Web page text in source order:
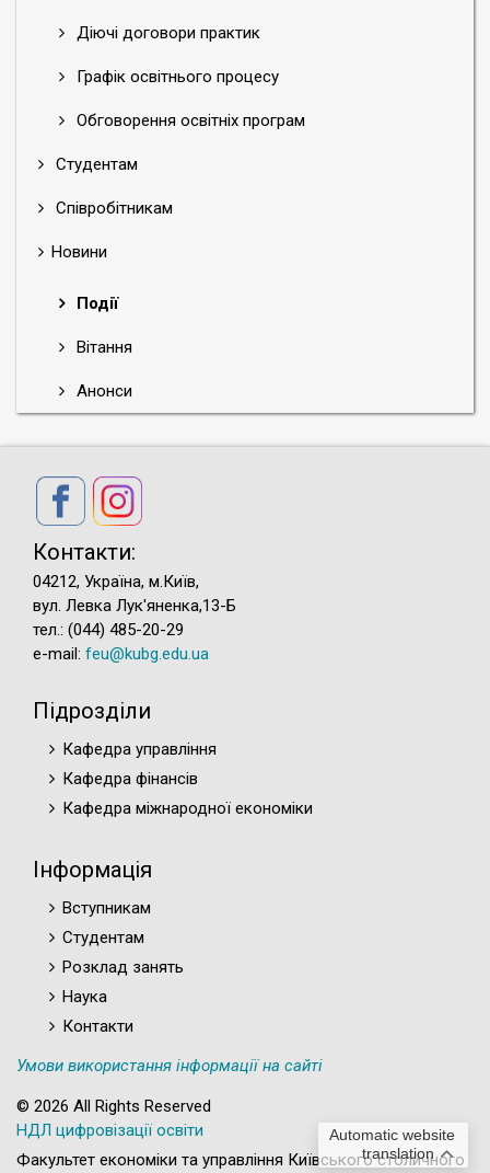
Діючі договори практик
Графік освітнього процесу
Обговорення освітніх програм
Студентам
Співробітникам
Новини
Події
Вітання
Анонси
Automatic website
translation
Контакти:
04212, Україна, м.Київ,
вул. Левка Лук'яненка,13-Б
тел.: (044) 485-20-29
e-mail: feu@kubg.edu.ua
Підрозділи
Кафедра управління
Кафедра фінансів
Кафедра міжнародної економіки
Інформація
Вступникам
Студентам
Розклад занять
Наука
Контакти
Умови використання інформації на сайті
© 2026 All Rights Reserved
НДЛ цифровізації освіти
Факультет економіки та управління Київського столичного